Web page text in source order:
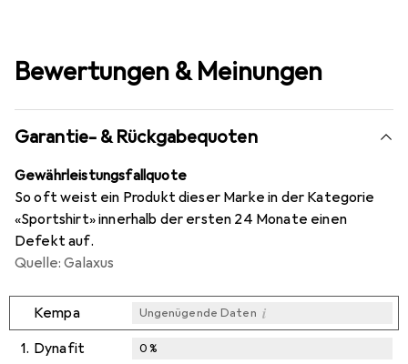
Bewertungen & Meinungen
Garantie- & Rückgabequoten
Gewährleistungsfallquote
So oft weist ein Produkt dieser Marke in der Kategorie
«Sportshirt» innerhalb der ersten 24 Monate einen
Defekt auf.
Quelle: Galaxus
Kempa Ungenügende Daten i
1. Dynafit 0%